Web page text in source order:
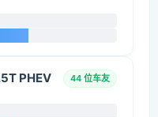
PHEV
44 位车友